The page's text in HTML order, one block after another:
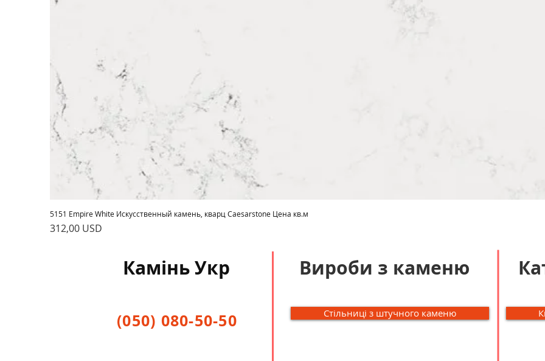
5151 Empire White Искусственный камень, кварц Caesarstone Цена кв.м
Ціна
312,00 USD
Камінь Укр Вироби з каменю
(050) 080-50-50 Стільниці з штучного каменю